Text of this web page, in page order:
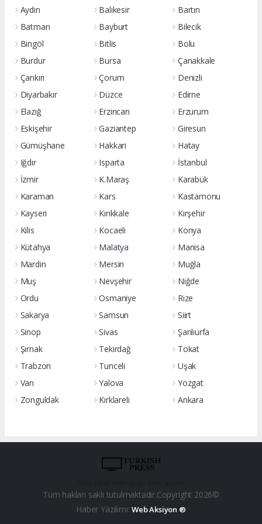
Aydın
Balıkesir
Bartın
Batman
Bayburt
Bilecik
Bingöl
Bitlis
Bolu
Burdur
Bursa
Çanakkale
Çankırı
Çorum
Denizli
Diyarbakır
Düzce
Edirne
Elazığ
Erzincan
Erzurum
Eskişehir
Gaziantep
Giresun
Gümüşhane
Hakkari
Hatay
Iğdır
Isparta
İstanbul
İzmir
K.Maraş
Karabük
Karaman
Kars
Kastamonu
Kayseri
Kırıkkale
Kırşehir
Kilis
Kocaeli
Konya
Kütahya
Malatya
Manisa
Mardin
Mersin
Muğla
Muş
Nevşehir
Niğde
Ordu
Osmaniye
Rize
Sakarya
Samsun
Siirt
Sinop
Sivas
Şanlıurfa
Şırnak
Tekirdağ
Tokat
Trabzon
Tunceli
Uşak
Van
Yalova
Yozgat
Zonguldak
Kırklareli Ankara
Tüm hakları saklı tutulmaktadır.Copyright 2026©
Haber Yazılımı:Web Aksiyon ®